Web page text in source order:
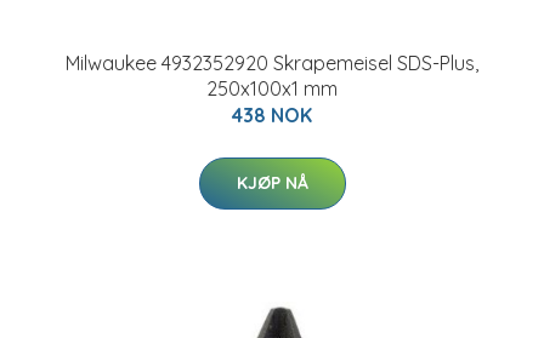
Milwaukee 4932352920 Skrapemeisel SDS-Plus,
250x100x1 mm
438 NOK
KJØP NÅ